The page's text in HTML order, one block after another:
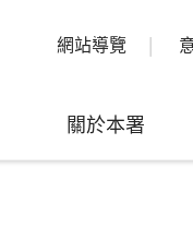
網站導覽
關於本署